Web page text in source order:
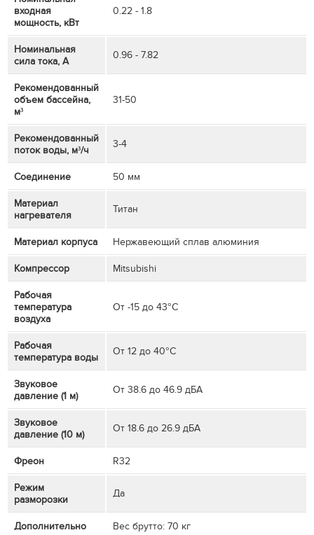
входная
мощность, кВт
0.22 - 1.8
Номинальная
сила тока, А
0.96 - 7.82
Рекомендованный
объем бассейна,
м³
31-50
Рекомендованный
поток воды, м³/ч
3-4
Соединение 50 мм
Материал
нагревателя
Титан
Материал корпуса Нержавеющий сплав алюминия
Компрессор Mitsubishi
Рабочая
температура
воздуха
От -15 до 43°C
Рабочая
температура воды
От 12 до 40°C
Звуковое
давление (1 м)
От 38.6 до 46.9 дБА
Звуковое
давление (10 м)
От 18.6 до 26.9 дБА
Фреон R32
Режим
разморозки
Да
Дополнительно Вес брутто: 70 кг